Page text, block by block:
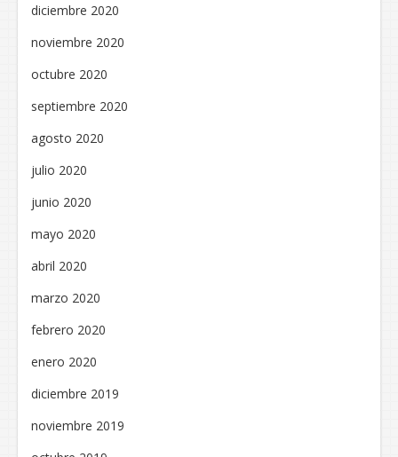
diciembre 2020
noviembre 2020
octubre 2020
septiembre 2020
agosto 2020
julio 2020
junio 2020
mayo 2020
abril 2020
marzo 2020
febrero 2020
enero 2020
diciembre 2019
noviembre 2019